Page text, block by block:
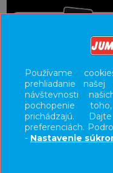
Používame
prehliadanie
návštevnosti
pochopenie
prichádzajú.
preferenciách.
- Nastavenie